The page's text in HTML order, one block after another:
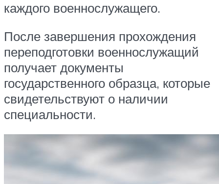
каждого военнослужащего.
После завершения прохождения
переподготовки военнослужащий
получает документы
государственного образца, которые
свидетельствуют о наличии
специальности.